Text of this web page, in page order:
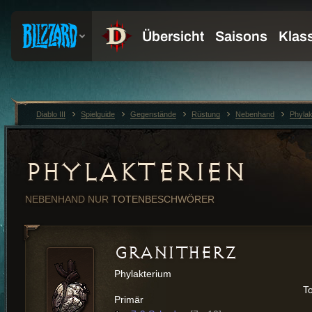
PHYLAKTERIEN
NEBENHAND NUR TOTENBESCHWÖRER
GRANITHERZ
Phylakterium
Primär
Diablo III Spielguide Gegenstände Rüstung Nebenhand